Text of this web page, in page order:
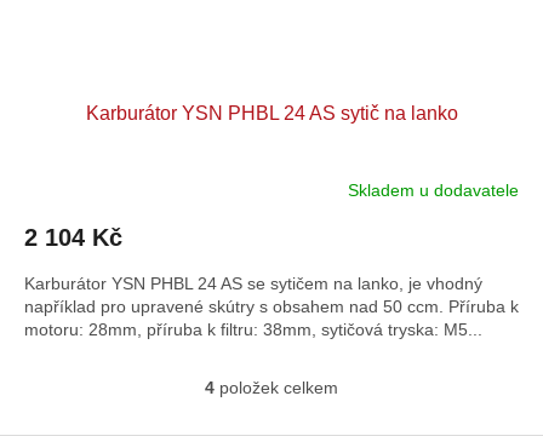
Karburátor YSN PHBL 24 AS sytič na lanko
Skladem u dodavatele
2 104 Kč
Karburátor YSN PHBL 24 AS se sytičem na lanko, je vhodný
například pro upravené skútry s obsahem nad 50 ccm. Příruba k
motoru: 28mm, příruba k filtru: 38mm, sytičová tryska: M5...
O
4 položek celkem